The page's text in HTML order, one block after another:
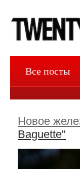
Все посты
Новое
Baguette"